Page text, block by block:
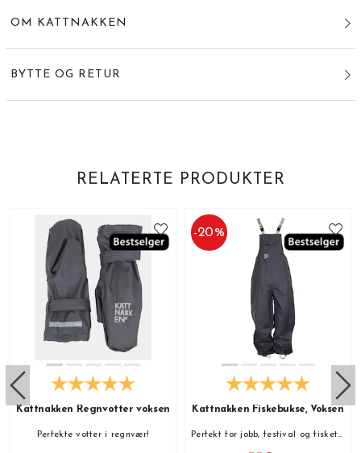
OM KATTNAKKEN
BYTTE OG RETUR
RELATERTE PRODUKTER
Kattnakken Regnvotter voksen
Perfekte votter i regnvær!
-20%
Kattnakken Fiskebukse, Voksen
Perfekt for jobb, festival og fisketur!